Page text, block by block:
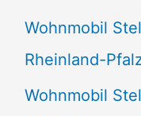
Wohnmobil
Rheinland-
Wohnmobil